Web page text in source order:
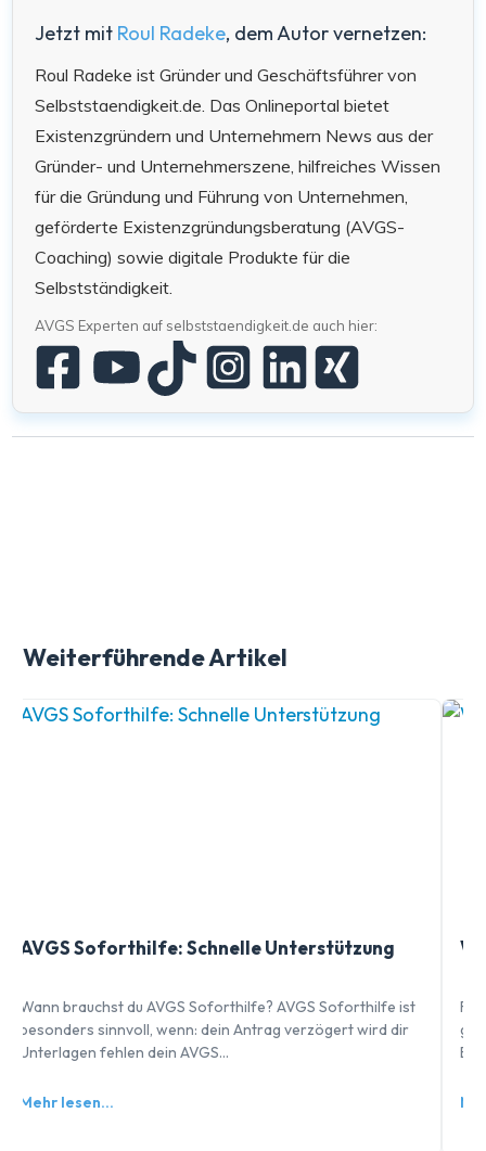
Jetzt mit Roul Radeke, dem Autor vernetzen:
Roul Radeke ist Gründer und Geschäftsführer von
Selbststaendigkeit.de. Das Onlineportal bietet
Existenzgründern und Unternehmern News aus der
Gründer- und Unternehmerszene, hilfreiches Wissen
für die Gründung und Führung von Unternehmen,
geförderte Existenzgründungsberatung (AVGS-
Coaching) sowie digitale Produkte für die
Selbstständigkeit.
AVGS Experten auf selbststaendigkeit.de auch hier:
Weiterführende Artikel
AVGS Soforthilfe: Schnelle Unterstützung
Wann brauchst du AVGS Soforthilfe? AVGS Soforthilfe ist
besonders sinnvoll, wenn: dein Antrag verzögert wird dir
Unterlagen fehlen dein AVGS…
Mehr lesen…